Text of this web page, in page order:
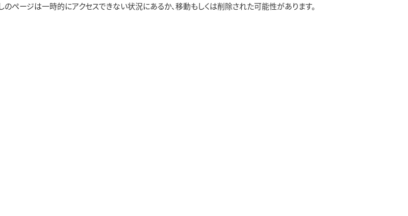
のページは一時的にアクセスできない状況にあるか、移動もしくは削除された可能性があります。